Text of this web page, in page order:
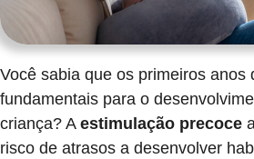
Você sabia que os primeiros anos
fundamentais para o
criança? A estimulação precoce
risco de atrasos a desenvolver